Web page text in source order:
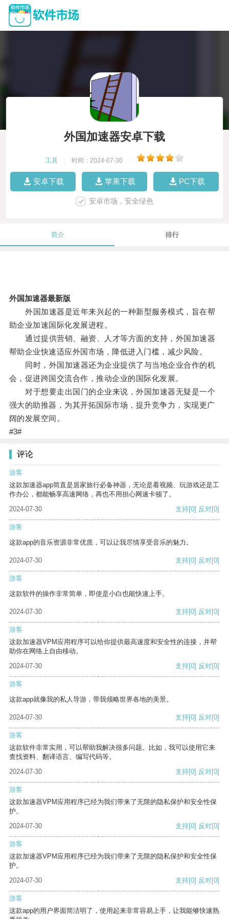
外国加速器安卓下载
工具 时间：2024-07-30
安卓下载 苹果下载 PC下载
安卓市场，安全绿色
简介 排行
外国加速器最新版
外国加速器是近年来兴起的一种新型服务模式，旨在帮
助企业加速国际化发展进程。
通过提供营销、融资、人才等方面的支持，外国加速器
帮助企业快速适应外国市场，降低进入门槛，减少风险。
同时，外国加速器还为企业提供了与当地企业合作的机
会，促进跨国交流合作，推动企业的国际化发展。
对于想要走出国门的企业来说，外国加速器无疑是一个
强大的助推器，为其开拓国际市场，提升竞争力，实现更广
阔的发展空间。
#3#
评论
游客
这款加速器app简直是居家旅行必备神器，无论是看视频、玩游戏还是工
作办公，都能畅享高速网络，再也不用担心网速卡顿了。
2024-07-30
支持[0] 反对[0]
游客
这款app的音乐资源非常优质，可以让我尽情享受音乐的魅力。
2024-07-30 支持[0] 反对[0]
游客
这款软件的操作非常简单，即使是小白也能快速上手。
2024-07-30 支持[0] 反对[0]
游客
这款加速器VPM应用程序可以给你提供最高速度和安全性的连接，并帮
助你在网络上自由移动。
2024-07-30
支持[0] 反对[0]
游客
这款app就像我的私人导游，带我领略世界各地的美景。
2024-07-30 支持[0] 反对[0]
游客
这款软件非常实用，可以帮助我解决很多问题。比如，我可以使用它来
查找资料、翻译语言、编写代码等。
2024-07-30
支持[0] 反对[0]
游客
这款加速器VPM应用程序已经为我们带来了无限的隐私保护和安全性保
护。
2024-07-30
支持[0] 反对[0]
游客
这款加速器VPM应用程序已经为我们带来了无限的隐私保护和安全性保
护。
2024-07-30
支持[0] 反对[0]
游客
这款app的用户界面简洁明了，使用起来非常容易上手，让我能够快速熟